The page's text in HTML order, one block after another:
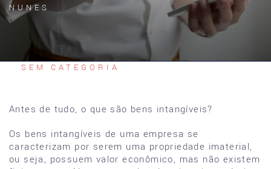
NUNES
SEM CATEGORIA
Antes de tudo, o que são bens intangíveis?
Os bens intangíveis de uma empresa se
caracterizam por serem uma propriedade imaterial,
ou seja, possuem valor econômico, mas não existem